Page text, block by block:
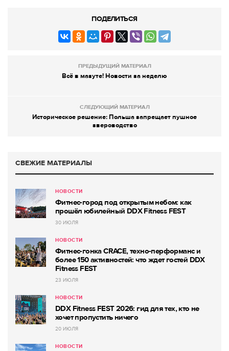
ПОДЕЛИТЬСЯ
ПРЕДЫДУЩИЙ МАТЕРИАЛ
Всё в мазуте! Новости за неделю
СЛЕДУЮЩИЙ МАТЕРИАЛ
Историческое решение: Польша запрещает пушное
звероводство
СВЕЖИЕ МАТЕРИАЛЫ
НОВОСТИ
Фитнес-город под открытым небом: как
прошёл юбилейный DDX Fitness FEST
30 ИЮЛЯ
НОВОСТИ
Фитнес-гонка CRACE, техно-перформанс и
более 150 активностей: что ждет гостей DDX
Fitness FEST
23 ИЮЛЯ
НОВОСТИ
DDX Fitness FEST 2026: гид для тех, кто не
хочет пропустить ничего
20 ИЮЛЯ
НОВОСТИ